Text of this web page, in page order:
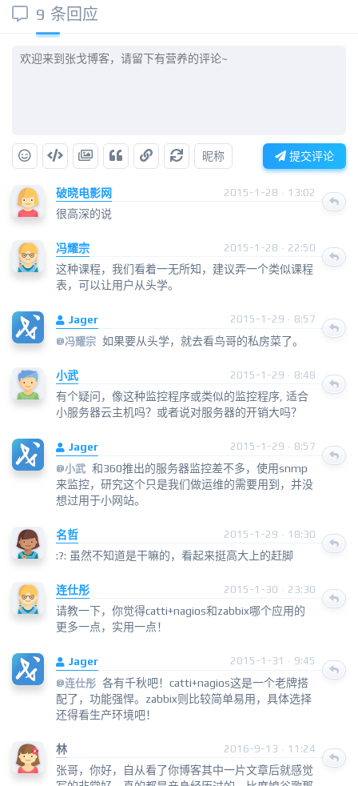
9 条回应
昵称 提交评论
破晓电影网 2015-1-28 · 13:02
很高深的说
冯耀宗 2015-1-28 · 22:50
这种课程，我们看着一无所知，建议弄一个类似课程
表，可以让用户从头学。
Jager
2015-1-29 · 8:57
@冯耀宗 如果要从头学，就去看鸟哥的私房菜了。
小武 2015-1-29 · 8:48
有个疑问，像这种监控程序或类似的监控程序, 适合
小服务器云主机吗？或者说对服务器的开销大吗？
Jager
2015-1-29 · 8:57
@小武 和360推出的服务器监控差不多，使用snmp
来监控，研究这个只是我们做运维的需要用到，并没
想过用于小网站。
名哲 2015-1-29 · 18:30
:?: 虽然不知道是干嘛的，看起来挺高大上的赶脚
连仕彤 2015-1-30 · 23:30
请教一下，你觉得catti+nagios和zabbix哪个应用的
更多一点，实用一点！
Jager
2015-1-31 · 9:45
@连仕彤 各有千秋吧！catti+nagios这是一个老牌搭
配了，功能强悍。zabbix则比较简单易用，具体选择
还得看生产环境吧！
林 2016-9-13 · 11:24
张哥，你好，自从看了你博客其中一片文章后就感觉